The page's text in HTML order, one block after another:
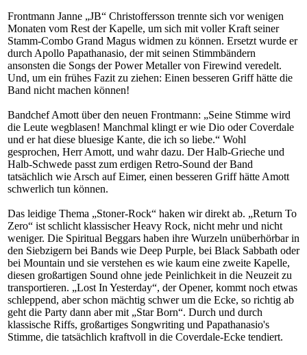
Frontmann Janne „JB“ Christoffersson trennte sich vor wenigen
Monaten vom Rest der Kapelle, um sich mit voller Kraft seiner
Stamm-Combo Grand Magus widmen zu können. Ersetzt wurde er
durch Apollo Papathanasio, der mit seinen Stimmbändern
ansonsten die Songs der Power Metaller von Firewind veredelt.
Und, um ein frühes Fazit zu ziehen: Einen besseren Griff hätte die
Band nicht machen können!
Bandchef Amott über den neuen Frontmann: „Seine Stimme wird
die Leute wegblasen! Manchmal klingt er wie Dio oder Coverdale
und er hat diese bluesige Kante, die ich so liebe.“ Wohl
gesprochen, Herr Amott, und wahr dazu. Der Halb-Grieche und
Halb-Schwede passt zum erdigen Retro-Sound der Band
tatsächlich wie Arsch auf Eimer, einen besseren Griff hätte Amott
schwerlich tun können.
Das leidige Thema „Stoner-Rock“ haken wir direkt ab. „Return To
Zero“ ist schlicht klassischer Heavy Rock, nicht mehr und nicht
weniger. Die Spiritual Beggars haben ihre Wurzeln unüberhörbar in
den Siebzigern bei Bands wie Deep Purple, bei Black Sabbath oder
bei Mountain und sie verstehen es wie kaum eine zweite Kapelle,
diesen großartigen Sound ohne jede Peinlichkeit in die Neuzeit zu
transportieren. „Lost In Yesterday“, der Opener, kommt noch etwas
schleppend, aber schon mächtig schwer um die Ecke, so richtig ab
geht die Party dann aber mit „Star Born“. Durch und durch
klassische Riffs, großartiges Songwriting und Papathanasio's
Stimme, die tatsächlich kraftvoll in die Coverdale-Ecke tendiert.